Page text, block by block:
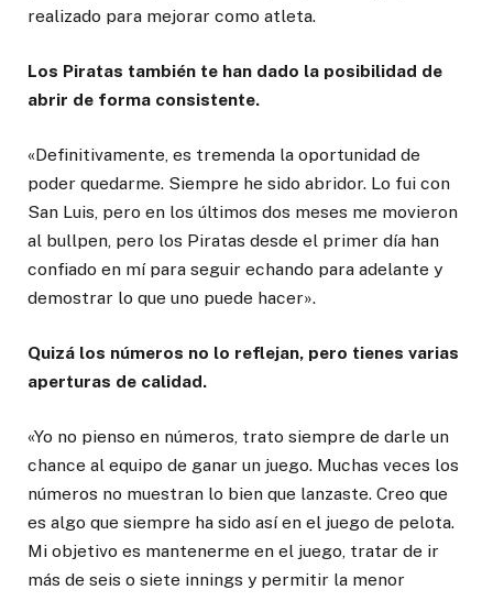
realizado para mejorar como atleta.
Los Piratas también te han dado la posibilidad de
abrir de forma consistente.
«Definitivamente, es tremenda la oportunidad de
poder quedarme. Siempre he sido abridor. Lo fui con
San Luis, pero en los últimos dos meses me movieron
al bullpen, pero los Piratas desde el primer día han
confiado en mí para seguir echando para adelante y
demostrar lo que uno puede hacer».
Quizá los números no lo reflejan, pero tienes varias
aperturas de calidad.
«Yo no pienso en números, trato siempre de darle un
chance al equipo de ganar un juego. Muchas veces los
números no muestran lo bien que lanzaste. Creo que
es algo que siempre ha sido así en el juego de pelota.
Mi objetivo es mantenerme en el juego, tratar de ir
más de seis o siete innings y permitir la menor